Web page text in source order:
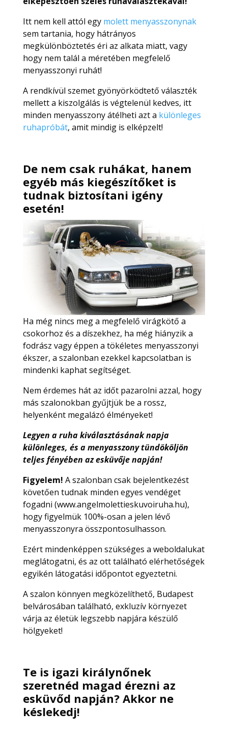
Itt nem kell attól egy molett menyasszonynak
sem tartania, hogy hátrányos
megkülönböztetés éri az alkata miatt, vagy
hogy nem talál a méretében megfelelő
menyasszonyi ruhát!
A rendkívül szemet gyönyörködtető választék
mellett a kiszolgálás is végtelenül kedves, itt
minden menyasszony átélheti azt a különleges
ruhapróbát, amit mindig is elképzelt!
De nem csak ruhákat, hanem
egyéb más kiegészítőket is
tudnak biztosítani igény
esetén!
Ha még nincs meg a megfelelő virágkötő a
csokorhoz és a díszekhez, ha még hiányzik a
fodrász vagy éppen a tökéletes menyasszonyi
ékszer, a szalonban ezekkel kapcsolatban is
mindenki kaphat segítséget.
Nem érdemes hát az időt pazarolni azzal, hogy
más szalonokban gyűjtjük be a rossz,
helyenként megalázó élményeket!
Legyen a ruha kiválasztásának napja
különleges, és a menyasszony tündököljön
teljes fényében az esküvője napján!
Figyelem! A szalonban csak bejelentkezést
követően tudnak minden egyes vendéget
fogadni (www.angelmolettieskuvoiruha.hu),
hogy figyelmük 100%-osan a jelen lévő
menyasszonyra összpontosulhasson.
Ezért mindenképpen szükséges a weboldalukat
meglátogatni, és az ott található elérhetőségek
egyikén látogatási időpontot egyeztetni.
A szalon könnyen megközelíthető, Budapest
belvárosában található, exkluzív környezet
várja az életük legszebb napjára készülő
hölgyeket!
Te is igazi királynőnek
szeretnéd magad érezni az
esküvőd napján? Akkor ne
késlekedj!